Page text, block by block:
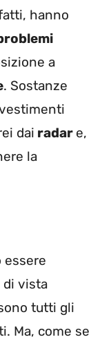
hanno
a
. Sostanze
dai radar e,
la
essere
di vista
tutti gli
Ma, come se